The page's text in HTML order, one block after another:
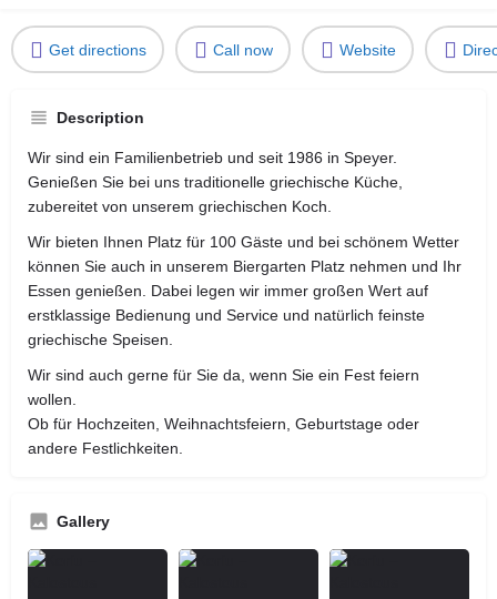
Get directions Call now Website
Description
Wir sind ein Familienbetrieb und seit 1986 in Speyer.
Genießen Sie bei uns traditionelle griechische Küche,
zubereitet von unserem griechischen Koch.
Wir bieten Ihnen Platz für 100 Gäste und bei schönem Wetter
können Sie auch in unserem Biergarten Platz nehmen und Ihr
Essen genießen. Dabei legen wir immer großen Wert auf
erstklassige Bedienung und Service und natürlich feinste
griechische Speisen.
Wir sind auch gerne für Sie da, wenn Sie ein Fest feiern
wollen.
Ob für Hochzeiten, Weihnachtsfeiern, Geburtstage oder
andere Festlichkeiten.
Gallery